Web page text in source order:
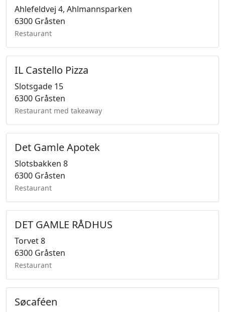
Ahlefeldvej 4, Ahlmannsparken
6300 Gråsten
Restaurant
IL Castello Pizza
Slotsgade 15
6300 Gråsten
Restaurant med takeaway
Det Gamle Apotek
Slotsbakken 8
6300 Gråsten
Restaurant
DET GAMLE RÅDHUS
Torvet 8
6300 Gråsten
Restaurant
Søcaféen